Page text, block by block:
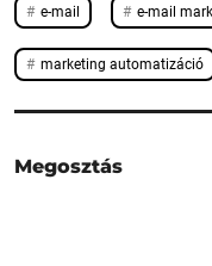
e-mail e-mail
marketing automatizáció
Megosztás